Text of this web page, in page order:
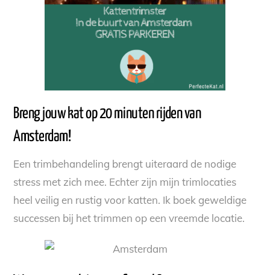
Breng jouw kat op 20 minuten rijden van
Amsterdam!
Een trimbehandeling brengt uiteraard de nodige
stress met zich mee. Echter zijn mijn trimlocaties
heel veilig en rustig voor katten. Ik boek geweldige
successen bij het trimmen op een vreemde locatie.